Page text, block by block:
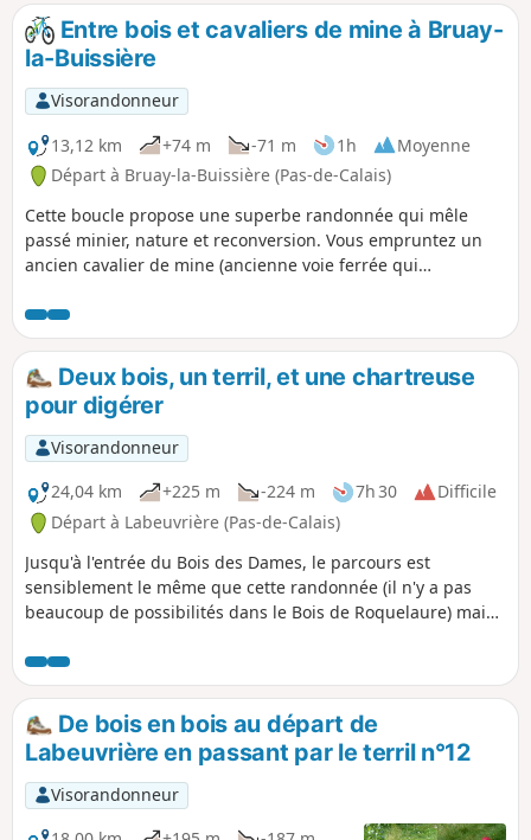
Entre bois et cavaliers de mine à Bruay-
la-Buissière
Visorandonneur
13,12 km
+74 m -71 m 1h
Moyenne
Départ à Bruay-la-Buissière (Pas-de-Calais)
Cette boucle propose une superbe randonnée qui mêle
passé minier, nature et reconversion. Vous empruntez un
ancien cavalier de mine (ancienne voie ferrée qui
Dames pour vous conduire à la Chartreuse des Dames à
Gosnay.
Deux bois, un terril, et une chartreuse
pour digérer
Visorandonneur
24,04 km
+225 m -224 m 7h 30
Difficile
Départ à Labeuvrière (Pas-de-Calais)
Jusqu'à l'entrée du Bois des Dames, le parcours est
sensiblement le même que cette randonnée (il n'y a pas
beaucoup de possibilités dans le Bois de Roquelaure) mais
chemins. La fin de parcours passe derrière Emmaüs avant
d'atteindre la Chartreuse des Dames et de rejoindre le Bois
des Sablières.C'est long, tortueux, pratiquement sans
goudron et avec un dénivelé qui compte. Très difficile en
période humide.L'utilisation de l'application Visorando est
fortement conseillée.
De bois en bois au départ de
Labeuvrière en passant par le terril n°12
Visorandonneur